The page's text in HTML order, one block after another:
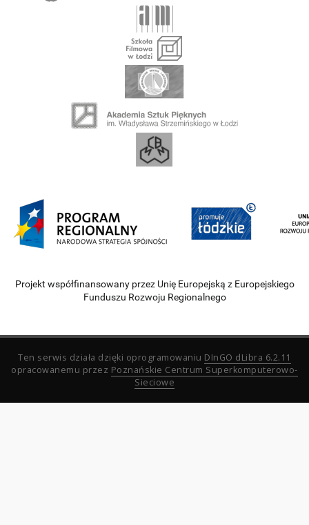
Projekt współfinansowany przez Unię Europejską z Europejskiego
Funduszu Rozwoju Regionalnego
Ten serwis działa dzięki oprogramowaniu DInGO dLibra 6.2.11
opracowanemu przez Poznańskie Centrum Superkomputerowo-
Sieciowe